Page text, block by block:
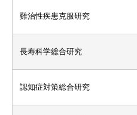
難治性疾患克服研究
長寿科学総合研究
認知症対策総合研究